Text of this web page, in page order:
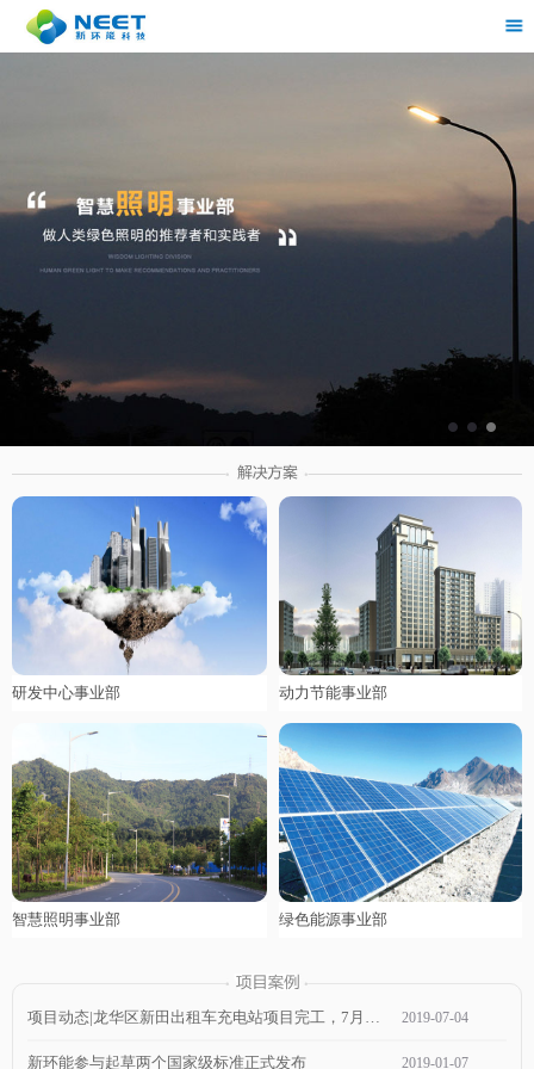
茶
研发中心事业部 动力节能事业部
智慧照明事业部 绿色能源事业部
2019-07-04
新环能参与起草两个国家级标准正式发布 2019-01-07